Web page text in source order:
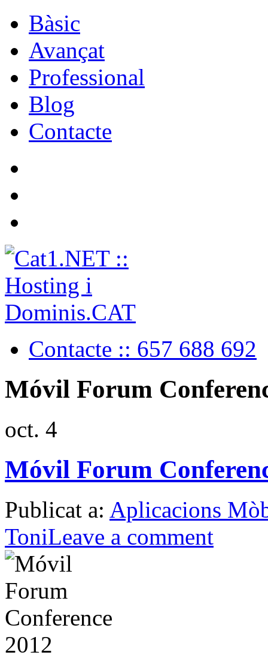
Bàsic
Avançat
Professional
Blog
Contacte
Contacte :: 657 688 692
Móvil Forum
oct. 4
Móvil Forum
Publicat a: Aplicacions
ToniLeave a comment